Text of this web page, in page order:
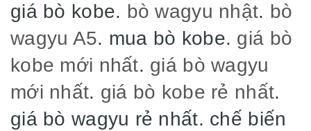
giá bò kobe. bò wagyu nhật. bò
wagyu A5. mua bò kobe. giá bò
kobe mới nhất. giá bò wagyu
mới nhất. giá bò kobe rẻ nhất.
giá bò wagyu rẻ nhất. chế biến